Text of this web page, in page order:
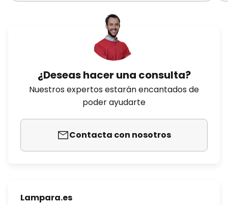
¿Deseas hacer una consulta?
Nuestros expertos estarán encantados de
poder ayudarte
Contacta con nosotros
Lampara.es